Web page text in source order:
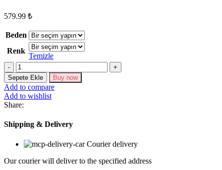
579.99 ₺
Beden
Renk
Temizle
Bomber
Mont
Ceket
–
Su
İtici
Kumaş,
Kapitone
Fermuarlı,
adet
Sepete Ekle Buy now
Add to compare
Add to wishlist
Share:
Shipping & Delivery
Courier delivery
Our courier will deliver to the specified address